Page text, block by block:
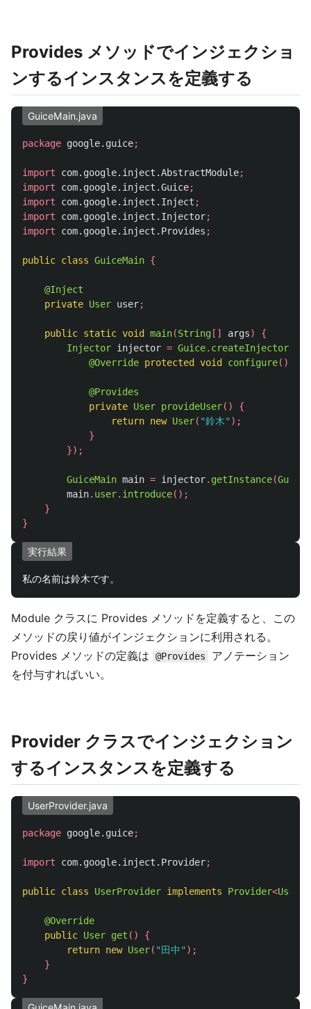
Provides メソッドでインジェクショ
ンするインスタンスを定義する
GuiceMain.java
package google.guice;
import com.google.inject.AbstractModule;
import
com.google.inject.Guice;
import
com.google.inject.Inject ;
import
com.google.inject.Injector;
import
com.google.inject.Provides ;
public class GuiceMain {
@Inject
private User user;
public static void main(String [] args)
{
Injector injector = Guice. createInjector
@Override protected void configure()
@Provides
private User provideUser()
{
return new User( "鈴木" );
}
});
GuiceMain main = injector. getInstance(
main. user. introduce();
}
}
実行結果
Module クラスに Provides メソッドを定義すると、この
メソッドの戻り値がインジェクションに利用される。
Provides メソッドの定義は
@Provides
アノテーション
を付与すればいい。
Provider クラスでインジェクション
するインスタンスを定義する
UserProvider.java
package google.guice;
import com.google.inject.Provider;
public class UserProvider implements Provider<User
@Override
public User get ()
{
return new User( "田中" );
}
}